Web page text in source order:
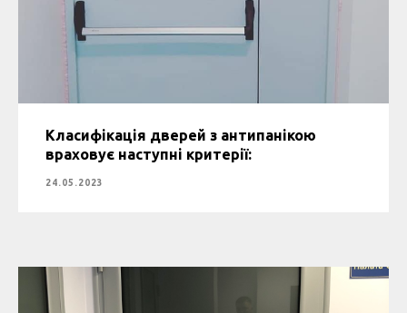
Класифікація дверей з антипанікою
враховує наступні критерії:
24.05.2023